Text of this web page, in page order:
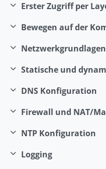
Einklappen
Einklappen
Einklappen
Netzwerkgrundlagen
Einklappen
Einklappen
DNS Konfiguration
Einklappen
Einklappen
NTP Konfiguration
Einklappen
Logging